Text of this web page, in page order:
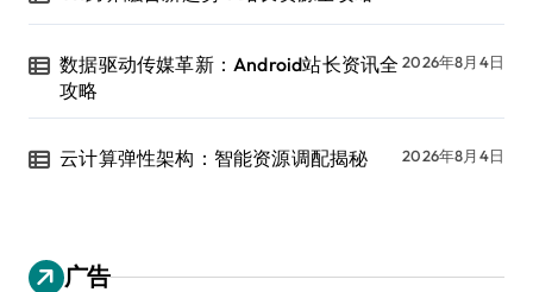
数据驱动传媒革新：Android站长资讯全
攻略
2026年8月4日
云计算弹性架构：智能资源调配揭秘 2026年8月4日
广告